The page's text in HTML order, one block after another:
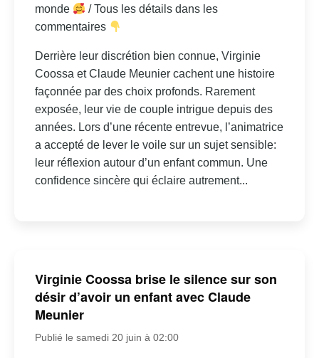
monde
/ Tous les détails dans les
commentaires
Derrière leur discrétion bien connue, Virginie
Coossa et Claude Meunier cachent une histoire
façonnée par des choix profonds. Rarement
exposée, leur vie de couple intrigue depuis des
années. Lors d’une récente entrevue, l’animatrice
a accepté de lever le voile sur un sujet sensible:
leur réflexion autour d’un enfant commun. Une
confidence sincère qui éclaire autrement...
Virginie Coossa brise le silence sur son
désir d’avoir un enfant avec Claude
Meunier
Publié le samedi 20 juin à 02:00